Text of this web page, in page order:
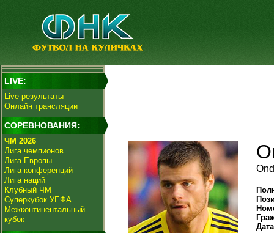
LIVE:
Live-результаты
Онлайн трансляции
СОРЕВНОВАНИЯ:
ЧМ 2026
Лига чемпионов
Лига Европы
Лига конференций
Лига наций
Клубный ЧМ
Суперкубок УЕФА
Межконтинентальный
кубок